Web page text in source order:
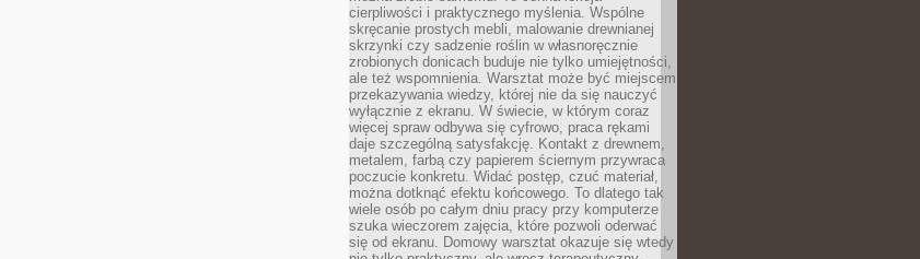
cierpliwości i praktycznego myślenia. Wspólne
skręcanie prostych mebli, malowanie drewnianej
skrzynki czy sadzenie roślin w własnoręcznie
zrobionych donicach buduje nie tylko umiejętności,
ale też wspomnienia. Warsztat może być miejscem
przekazywania wiedzy, której nie da się nauczyć
wyłącznie z ekranu. W świecie, w którym coraz
więcej spraw odbywa się cyfrowo, praca rękami
daje szczególną satysfakcję. Kontakt z drewnem,
metalem, farbą czy papierem ściernym przywraca
poczucie konkretu. Widać postęp, czuć materiał,
można dotknąć efektu końcowego. To dlatego tak
wiele osób po całym dniu pracy przy komputerze
szuka wieczorem zajęcia, które pozwoli oderwać
się od ekranu. Domowy warsztat okazuje się wtedy